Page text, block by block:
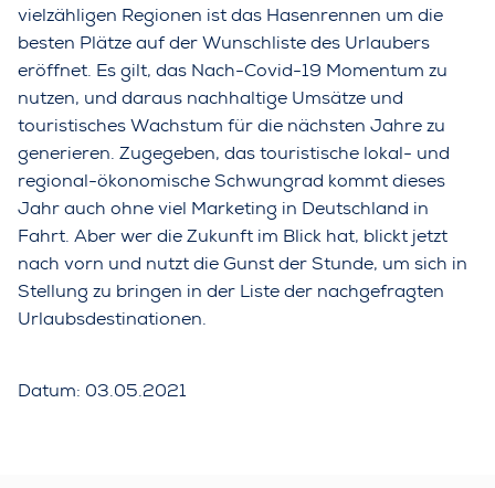
Datum: 03.05.2021
vielzähligen Regionen ist das Hasenrennen um die
besten Plätze auf der Wunschliste des Urlaubers
eröffnet. Es gilt, das Nach-Covid-19 Momentum zu
nutzen, und daraus nachhaltige Umsätze und
touristisches Wachstum für die nächsten Jahre zu
generieren. Zugegeben, das touristische lokal- und
regional-ökonomische Schwungrad kommt dieses
Jahr auch ohne viel Marketing in Deutschland in
Fahrt. Aber wer die Zukunft im Blick hat, blickt jetzt
nach vorn und nutzt die Gunst der Stunde, um sich in
Stellung zu bringen in der Liste der nachgefragten
Urlaubsdestinationen.